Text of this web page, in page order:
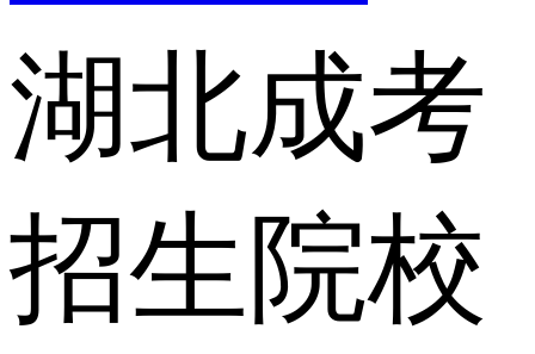
湖北成考
招生院校